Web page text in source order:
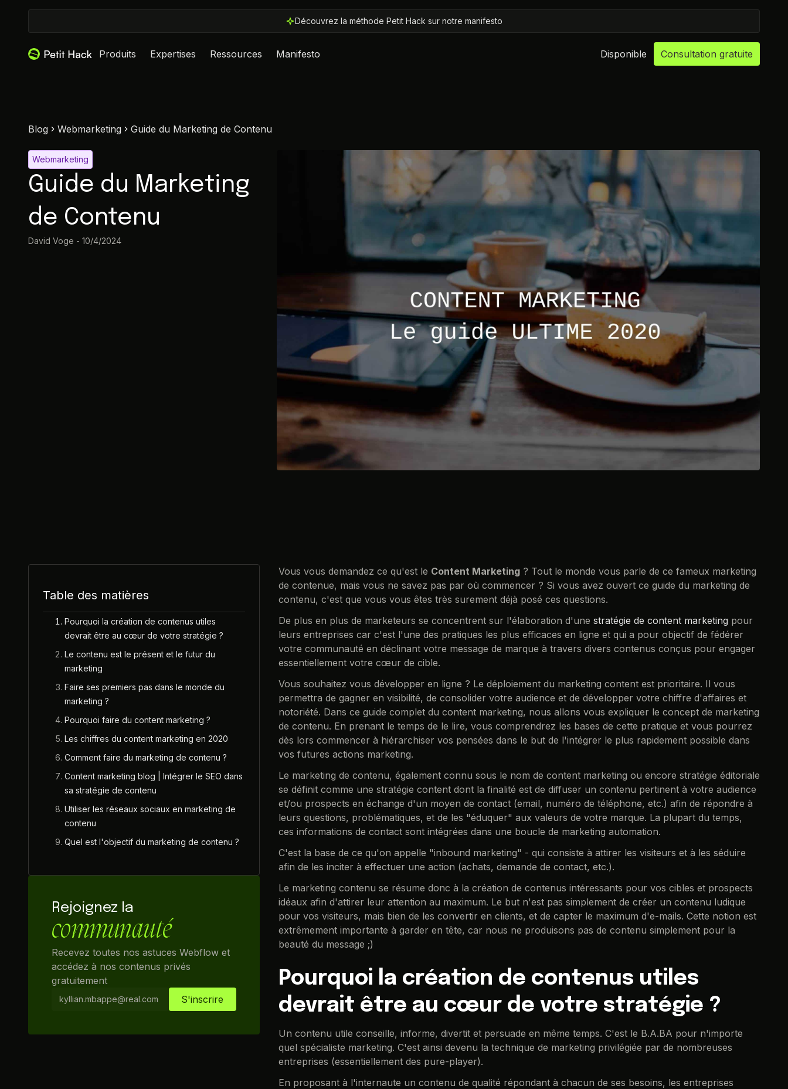
Découvrez la méthode Petit Hack sur notre manifesto
Produits Expertises Ressources Manifesto Disponible Consultation gratuite
Webmarketing
Guide du Marketing
de Contenu
David Voge - 10/4/2024
Blog Webmarketing Guide du Marketing de Contenu
Table des matières
Pourquoi la création de contenus utiles
devrait être au cœur de votre stratégie ?
Le contenu est le présent et le futur du
marketing
Faire ses premiers pas dans le monde du
marketing ?
Pourquoi faire du content marketing ?
Les chiffres du content marketing en 2020
Comment faire du marketing de contenu ?
Content marketing blog | Intégrer le SEO dans
sa stratégie de contenu
Utiliser les réseaux sociaux en marketing de
contenu
Quel est l'objectif du marketing de contenu ?
Rejoignez la
communauté
Recevez toutes nos astuces Webflow et
accédez à nos contenus privés
gratuitement
Vous vous demandez ce qu'est le Content Marketing? Tout le monde vous parle de ce fameux marketing
de contenue, mais vous ne savez pas par où commencer ? Si vous avez ouvert ce guide du marketing de
contenu, c'est que vous vous êtes très surement déjà posé ces questions.
De plus en plus de marketeurs se concentrent sur l'élaboration d'une stratégie de content marketingpour
leurs entreprises car c'est l'une des pratiques les plus efficaces en ligne et qui a pour objectif de fédérer
votre communauté en déclinant votre message de marque à travers divers contenus conçus pour engager
essentiellement votre cœur de cible.
Vous souhaitez vous développer en ligne ? Le déploiement du marketing content est prioritaire. Il vous
permettra de gagner en visibilité, de consolider votre audience et de développer votre chiffre d'affaires et
notoriété. Dans ce guide complet du content marketing, nous allons vous expliquer le concept de marketing
de contenu. En prenant le temps de le lire, vous comprendrez les bases de cette pratique et vous pourrez
dès lors commencer à hiérarchiser vos pensées dans le but de l'intégrer le plus rapidement possible dans
vos futures actions marketing.
Le marketing de contenu, également connu sous le nom de content marketing ou encore stratégie éditoriale
se définit comme une stratégie content dont la finalité est de diffuser un contenu pertinent à votre audience
et/ou prospects en échange d'un moyen de contact (email, numéro de téléphone, etc.) afin de répondre à
leurs questions, problématiques, et de les "éduquer" aux valeurs de votre marque. La plupart du temps,
ces informations de contact sont intégrées dans une boucle de marketing automation.
C'est la base de ce qu'on appelle "inbound marketing" - qui consiste à attirer les visiteurs et à les séduire
afin de les inciter à effectuer une action (achats, demande de contact, etc.).
Le marketing contenu se résume donc à la création de contenus intéressants pour vos cibles et prospects
idéaux afin d'attirer leur attention au maximum. Le but n'est pas simplement de créer un contenu ludique
pour vos visiteurs, mais bien de les convertir en clients, et de capter le maximum d'e-mails. Cette notion est
extrêmement importante à garder en tête, car nous ne produisons pas de contenu simplement pour la
beauté du message ;)
Pourquoi la création de contenus utiles
devrait être au cœur de votre stratégie ?
Un contenu utile conseille, informe, divertit et persuade en même temps. C'est le B.A.BA pour n'importe
quel spécialiste marketing. C'est ainsi devenu la technique de marketing privilégiée par de nombreuses
entreprises (essentiellement des pure-player).
En proposant à l'internaute un contenu de qualité répondant à chacun de ses besoins, les entreprises